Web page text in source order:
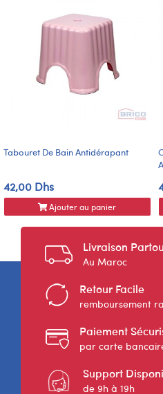
Tabouret De Bain Antidérapant
42,00 Dhs
Ajouter au panier
Livraison
Au Maroc
Retour Facile
remboursement
Paiement
par carte
Support
de 9h à 19h